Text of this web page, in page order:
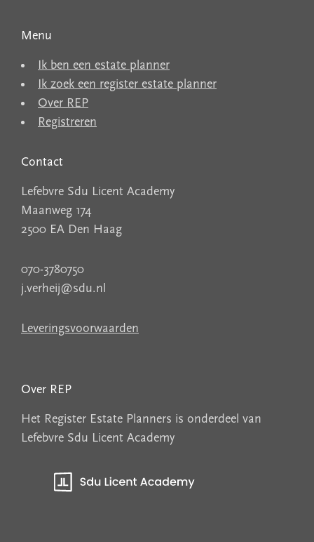
Menu
Ik ben een estate planner
Ik zoek een register estate planner
Over REP
Registreren
Contact
Lefebvre Sdu Licent Academy
Maanweg 174
2500 EA Den Haag
070-3780750
j.verheij@sdu.nl
Leveringsvoorwaarden
Over REP
Het Register Estate Planners is onderdeel van
Lefebvre Sdu Licent Academy